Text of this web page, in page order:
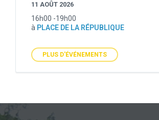
11 AOÛT 2026
16h00 -19h00
à PLACE DE LA RÉPUBLIQUE
PLUS D'ÉVÉNEMENTS